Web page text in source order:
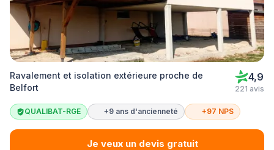
Ravalement et isolation extérieure proche de
Belfort
4,9
221 avis
QUALIBAT-RGE +9 ans d'ancienneté +97 NPS
Je veux un devis gratuit